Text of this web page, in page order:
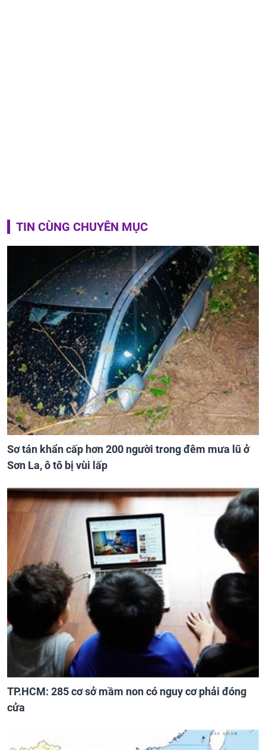
TIN CÙNG CHUYÊN MỤC
Sơ tán khẩn cấp hơn 200 người trong đêm mưa lũ ở
Sơn La, ô tô bị vùi lấp
TP.HCM: 285 cơ sở mầm non có nguy cơ phải đóng
cửa